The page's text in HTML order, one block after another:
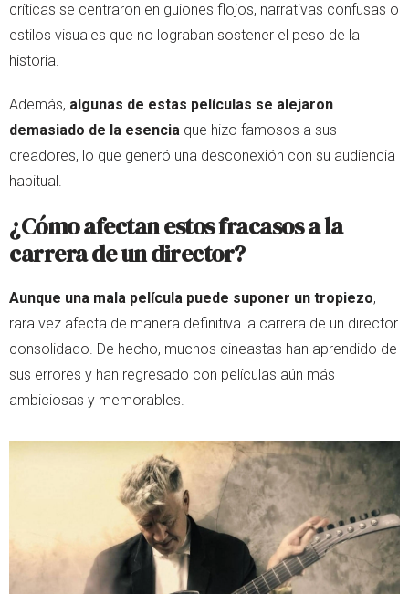
críticas se centraron en guiones flojos, narrativas confusas o
estilos visuales que no lograban sostener el peso de la
historia.
Además, algunas de estas películas se alejaron
demasiado de la esencia que hizo famosos a sus
creadores, lo que generó una desconexión con su audiencia
habitual.
¿Cómo afectan estos fracasos a la
carrera de un director?
Aunque una mala película puede suponer un tropiezo,
rara vez afecta de manera definitiva la carrera de un director
consolidado. De hecho, muchos cineastas han aprendido de
sus errores y han regresado con películas aún más
ambiciosas y memorables.